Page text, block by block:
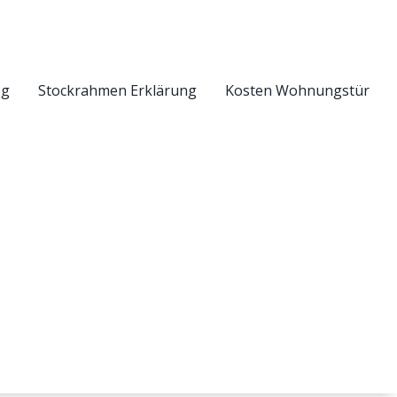
Stockrahmen Erklärung Kosten Wohnungstür